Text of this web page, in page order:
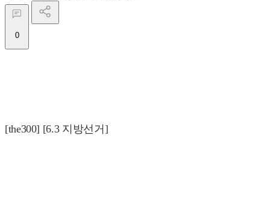
0
[the300] [6.3 지방선거]